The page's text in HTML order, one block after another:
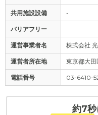
共用施設設備 -
バリアフリー
運営事業者名 株式会社
運営者所在地 東京都大
電話番号 03-6410-
約7秒